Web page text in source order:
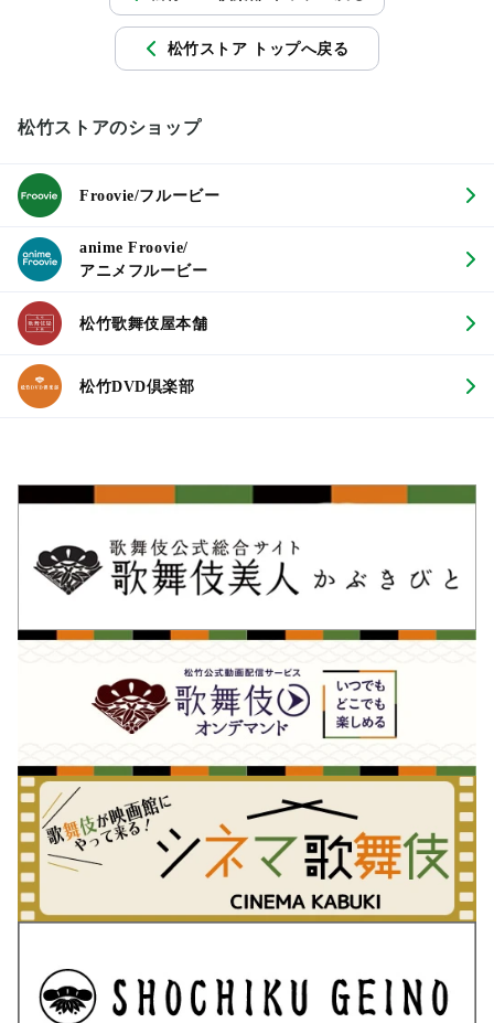
松竹ストア トップへ戻る
松竹ストアのショップ
Froovie/フルービー
anime Froovie/
アニメフルービー
松竹歌舞伎屋本舗
松竹DVD倶楽部